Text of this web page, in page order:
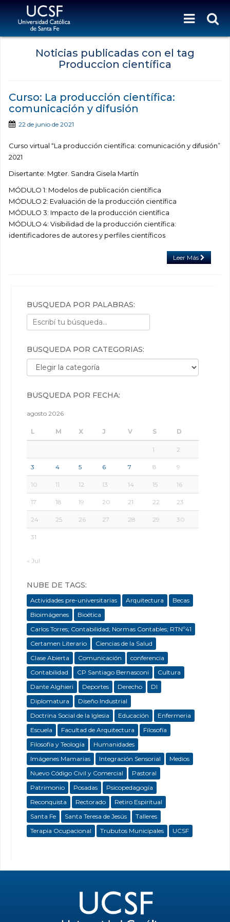
Noticias publicadas con el tag
Produccion científica
Curso: La producción científica:
comunicación y difusión
22 de junio de 2021
Curso virtual “La producción científica: comunicación y difusión”
2021
Disertante: Mgter. Sandra Gisela Martín
MÓDULO 1: Modelos de publicación científica
MÓDULO 2: Evaluación de la producción científica
MÓDULO 3: Impacto de la producción científica
MÓDULO 4: Visibilidad de la producción científica:
identificadores de autores y perfiles científicos
Leer Más
BÚSQUEDA POR PALABRAS:
BÚSQUEDA POR CATEGORÍAS:
Búsqueda por categorías:
BÚSQUEDA POR FECHA:
agosto 2026
L M X J V S D
1 2
3 4 5 6 7 8 9
10 11 12 13 14 15 16
17 18 19 20 21 22 23
24 25 26 27 28 29 30
31
« Jul
NUBE DE TAGS:
Actividades pre-universitarias Arquitectura
Becas
Bioimágenes
Bioética
Carlos Torres; Contabilidad; Normas Contables; RTNº41
Certamen Literario
Ciencias de la Salud
Clase Abierta
Comunicación
conferencia
Contabilidad
CP Santiago Bernasconi
Cultura
Dante Alghieri
Deportes Derecho
DI
Diplomatura
Diseño Industrial
Doctrina Social de la Iglesia
Educación
Enfermeria
Escuela
Facultad de Arquitectura
Filosofía
Filosofía y Teología
Humanidades
Imágenes Mamarias
Integración Sensorial
Medios
Nuevo Código Civil y Comercial
Pastoral
Patrimonio
Posadas
Psicopedagogía
Reconquista
Rectorado
Retiro Espiritual
Santa Fe
Santa Teresa de Jesús
Talleres
Terapia Ocupacional
Trubutos Municipales UCSF